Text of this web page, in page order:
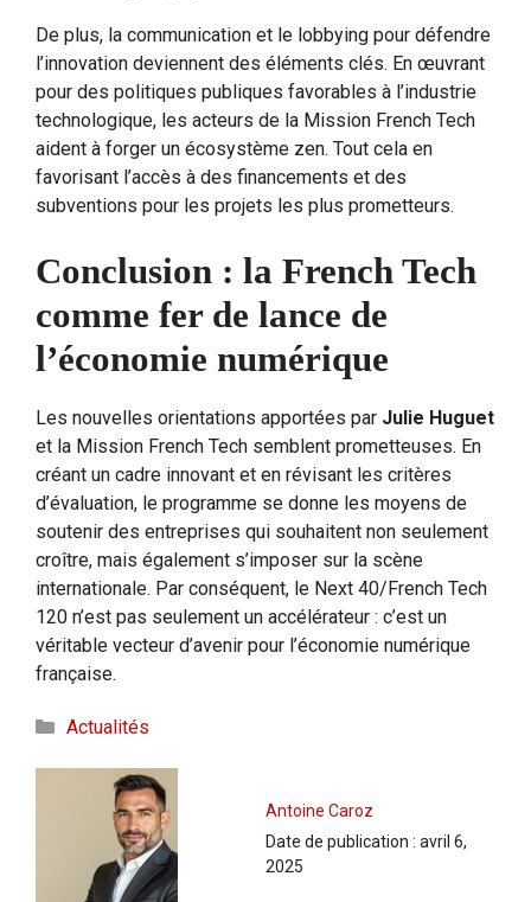
De plus, la communication et le lobbying pour défendre
l’innovation deviennent des éléments clés. En œuvrant
pour des politiques publiques favorables à l’industrie
technologique, les acteurs de la Mission French Tech
aident à forger un écosystème zen. Tout cela en
favorisant l’accès à des financements et des
subventions pour les projets les plus prometteurs.
Conclusion : la French Tech
comme fer de lance de
l’économie numérique
Les nouvelles orientations apportées par Julie Huguet
et la Mission French Tech semblent prometteuses. En
créant un cadre innovant et en révisant les critères
d’évaluation, le programme se donne les moyens de
soutenir des entreprises qui souhaitent non seulement
croître, mais également s’imposer sur la scène
internationale. Par conséquent, le Next 40/French Tech
120 n’est pas seulement un accélérateur : c’est un
véritable vecteur d’avenir pour l’économie numérique
française.
Catégories
Actualités
Antoine Caroz
Date de publication : avril 6,
2025